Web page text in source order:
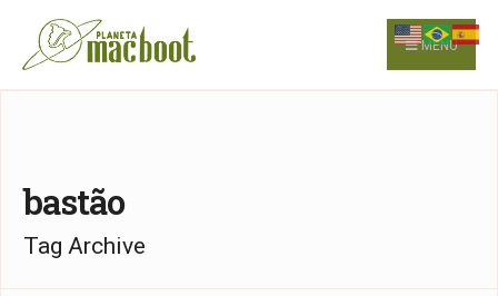
Skip
to
MENU
bastão
Tag Archive